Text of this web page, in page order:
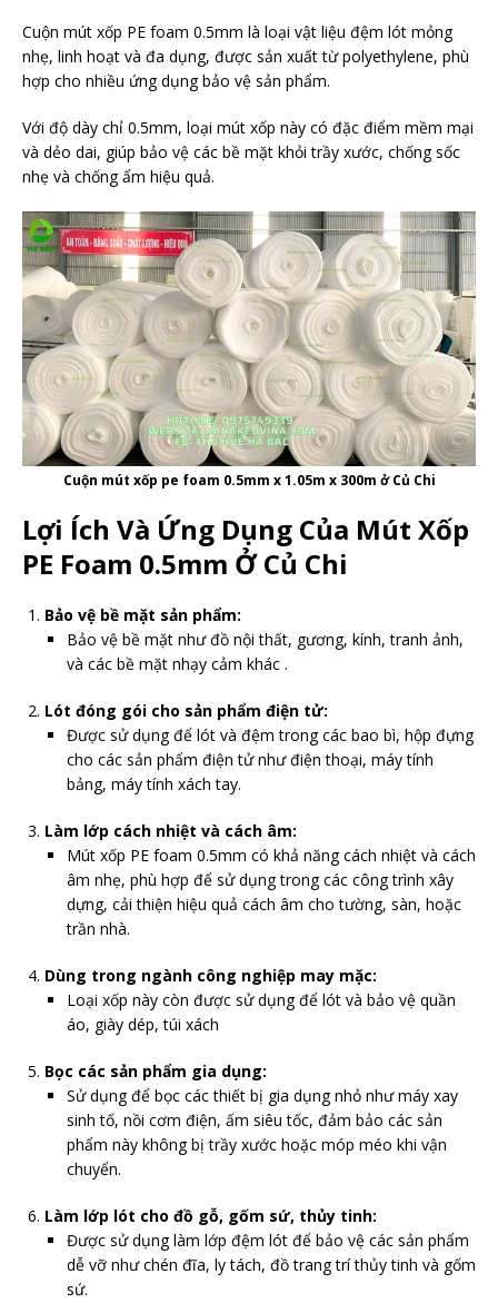
Cuộn mút xốp PE foam 0.5mm là loại vật liệu đệm lót mỏng
nhẹ, linh hoạt và đa dụng, được sản xuất từ polyethylene, phù
hợp cho nhiều ứng dụng bảo vệ sản phẩm.
Với độ dày chỉ 0.5mm, loại mút xốp này có đặc điểm mềm mại
và dẻo dai, giúp bảo vệ các bề mặt khỏi trầy xước, chống sốc
nhẹ và chống ẩm hiệu quả.
Cuộn mút xốp pe foam 0.5mm x 1.05m x 300m ở Củ Chi
Lợi Ích Và Ứng Dụng Của Mút Xốp
PE Foam 0.5mm Ở Củ Chi
Bảo vệ bề mặt sản phẩm:
Bảo vệ bề mặt như đồ nội thất, gương, kính, tranh ảnh,
và các bề mặt nhạy cảm khác .
Lót đóng gói cho sản phẩm điện tử:
Được sử dụng để lót và đệm trong các bao bì, hộp đựng
cho các sản phẩm điện tử như điện thoại, máy tính
bảng, máy tính xách tay.
Làm lớp cách nhiệt và cách âm:
Mút xốp PE foam 0.5mm có khả năng cách nhiệt và cách
âm nhẹ, phù hợp để sử dụng trong các công trình xây
dựng, cải thiện hiệu quả cách âm cho tường, sàn, hoặc
trần nhà.
Dùng trong ngành công nghiệp may mặc:
Loại xốp này còn được sử dụng để lót và bảo vệ quần
áo, giày dép, túi xách
Bọc các sản phẩm gia dụng:
Sử dụng để bọc các thiết bị gia dụng nhỏ như máy xay
sinh tố, nồi cơm điện, ấm siêu tốc, đảm bảo các sản
phẩm này không bị trầy xước hoặc móp méo khi vận
chuyển.
Làm lớp lót cho đồ gỗ, gốm sứ, thủy tinh:
Được sử dụng làm lớp đệm lót để bảo vệ các sản phẩm
dễ vỡ như chén đĩa, ly tách, đồ trang trí thủy tinh và gốm
sứ.